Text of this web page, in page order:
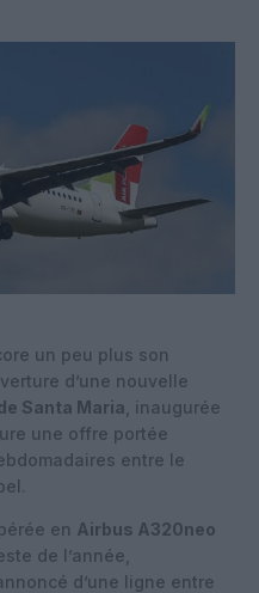
un peu plus son
d’une nouvelle
Santa Maria , inaugurée
une offre portée
entre le
en Airbus A320neo
de l’année,
d’une ligne entre